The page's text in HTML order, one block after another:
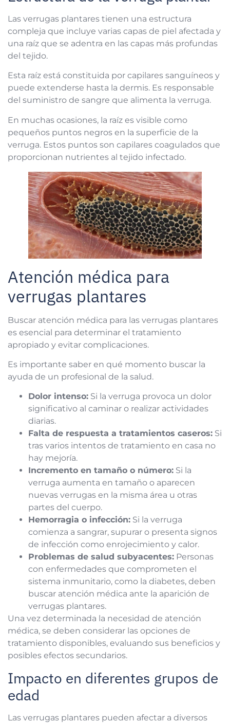
Las verrugas plantares tienen una estructura
compleja que incluye varias capas de piel afectada y
una raíz que se adentra en las capas más profundas
del tejido.
Esta raíz está constituida por capilares sanguíneos y
puede extenderse hasta la dermis. Es responsable
del suministro de sangre que alimenta la verruga.
En muchas ocasiones, la raíz es visible como
pequeños puntos negros en la superficie de la
verruga. Estos puntos son capilares coagulados que
proporcionan nutrientes al tejido infectado.
Atención médica para
verrugas plantares
Buscar atención médica para las verrugas plantares
es esencial para determinar el tratamiento
apropiado y evitar complicaciones.
Es importante saber en qué momento buscar la
ayuda de un profesional de la salud.
Dolor intenso: Si la verruga provoca un dolor
significativo al caminar o realizar actividades
diarias.
Falta de respuesta a tratamientos caseros: Si
tras varios intentos de tratamiento en casa no
hay mejoría.
Incremento en tamaño o número: Si la
verruga aumenta en tamaño o aparecen
nuevas verrugas en la misma área u otras
partes del cuerpo.
Hemorragia o infección: Si la verruga
comienza a sangrar, supurar o presenta signos
de infección como enrojecimiento y calor.
Problemas de salud subyacentes: Personas
con enfermedades que comprometen el
sistema inmunitario, como la diabetes, deben
buscar atención médica ante la aparición de
verrugas plantares.
Una vez determinada la necesidad de atención
médica, se deben considerar las opciones de
tratamiento disponibles, evaluando sus beneficios y
posibles efectos secundarios.
Impacto en diferentes grupos de
edad
Las verrugas plantares pueden afectar a diversos